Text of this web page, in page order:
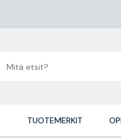
TUOTEMERKIT